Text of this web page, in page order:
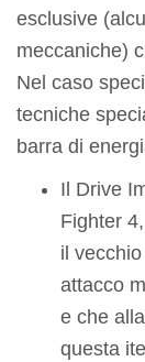
esclusive
meccaniche)
Nel caso
tecniche
barra di
Il Drive
Fighter
il
attacco
e che
questa